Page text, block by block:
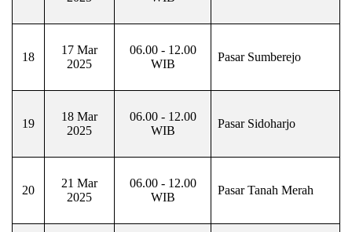
18
17 Mar
2025
06.00 - 12.00
WIB
Pasar Sumberejo
19
18 Mar
2025
06.00 - 12.00
WIB
Pasar Sidoharjo
20
21 Mar
2025
06.00 - 12.00
WIB
Pasar Tanah Merah